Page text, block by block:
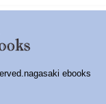
ebooks